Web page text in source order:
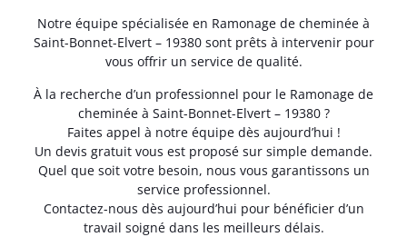
Notre équipe spécialisée en Ramonage de cheminée à
Saint-Bonnet-Elvert – 19380 sont prêts à intervenir pour
vous offrir un service de qualité.
À la recherche d’un professionnel pour le Ramonage de
cheminée à Saint-Bonnet-Elvert – 19380 ?
Faites appel à notre équipe dès aujourd’hui !
Un devis gratuit vous est proposé sur simple demande.
Quel que soit votre besoin, nous vous garantissons un
service professionnel.
Contactez-nous dès aujourd’hui pour bénéficier d’un
travail soigné dans les meilleurs délais.